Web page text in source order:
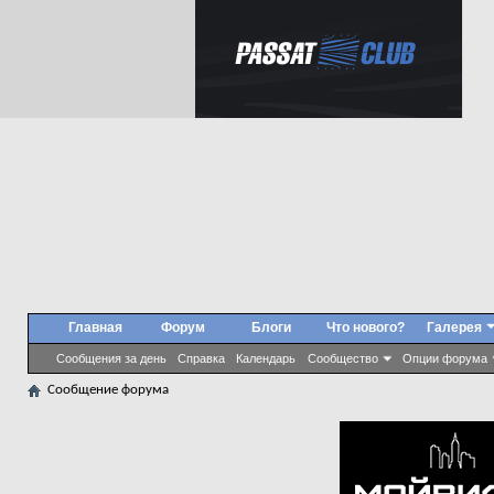
Главная Форум
Сообщения за день Справка Календарь Сообщество Опции форума
Блоги Что нового? Галерея
Сообщение форума